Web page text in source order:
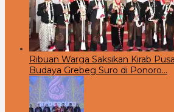
Ribuan Warga Saksikan Kirab
Budaya Grebeg Suro di Ponoro…